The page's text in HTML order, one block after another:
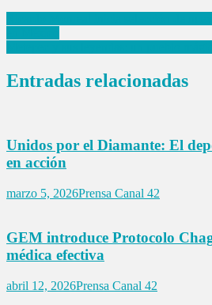
Navegación
de
Entradas relacionadas
Unidos por el Diamante: El
en acción
marzo 5, 2026Prensa Canal 42
GEM introduce Protocolo
médica efectiva
abril 12, 2026Prensa Canal 42